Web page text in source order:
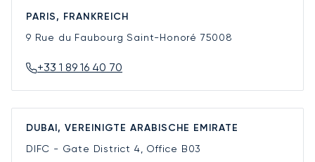
PARIS, FRANKREICH
9 Rue du Faubourg Saint-Honoré 75008
+33 1 89 16 40 70
DUBAI, VEREINIGTE ARABISCHE EMIRATE
DIFC - Gate District 4, Office B03